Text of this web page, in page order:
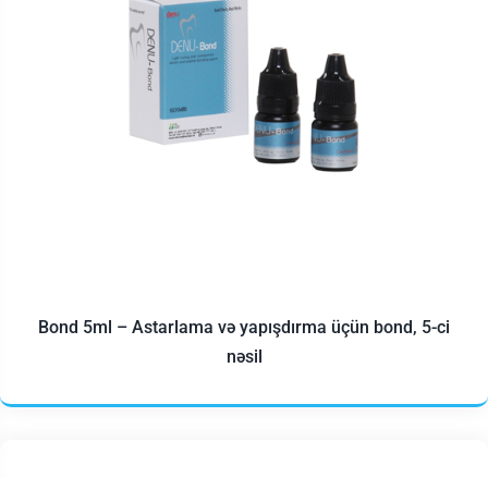
Bond 5ml – Astarlama və yapışdırma üçün bond, 5-ci
nəsil